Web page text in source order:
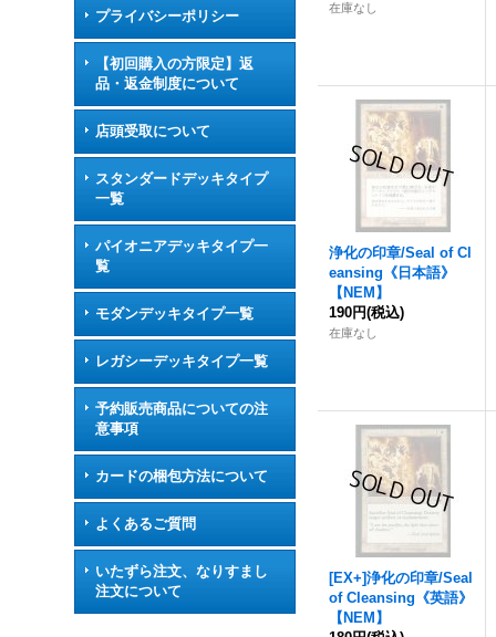
プライバシーポリシー
【初回購入の方限定】返
品・返金制度について
店頭受取について
スタンダードデッキタイプ
一覧
パイオニアデッキタイプ一
覧
モダンデッキタイプ一覧
レガシーデッキタイプ一覧
予約販売商品についての注
意事項
カードの梱包方法について
よくあるご質問
いたずら注文、なりすまし
注文について
在庫なし
浄化の印章/Seal of Cl
eansing《日本語》
【NEM】
190円(税込)
在庫なし
[EX+]浄化の印章/Seal
of Cleansing《英語》
【NEM】